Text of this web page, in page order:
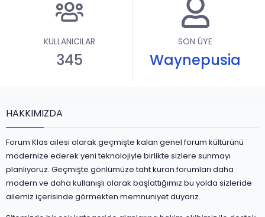
KULLANICILAR
345
SON ÜYE
Waynepusia
HAKKIMIZDA
Forum Klas ailesi olarak geçmişte kalan genel forum kültürünü
modernize ederek yeni teknolojiyle birlikte sizlere sunmayı
planlıyoruz. Geçmişte gönlümüze taht kuran forumları daha
modern ve daha kullanışlı olarak başlattığımız bu yolda sizleride
ailemiz içerisinde görmekten memnuniyet duyarız.